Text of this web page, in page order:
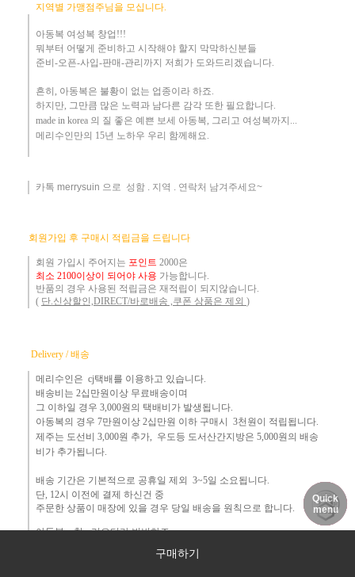
지역별 가맹점주님을 모십니다.
아동복 여성복 창업!!!
뭐부터 어떻게 준비하고 시작해야 할지 막막하신분들
준비-오픈-사입-판매-관리까지 저희가 도와드리겠습니다
흔히 아동복은 불황이 없는 업종이라 하죠
하지만 그만큼 많은 노력과 남다른 감각 또한 필요합니다.
made in korea 의 질 좋은 예쁜 보세 아동복 , 그리고 여성복까지...
메리수인만의 15년 노하우 ​우리 함께해요
카톡 merrysuin 으로 성함 . 지역 . 연락처 남겨주세요~
회원가입 후 구매시 적립금을 드립니다
회원 가입시 주어지는 포인트 2000은
최소 2100이상이 되어야 사용 가능합니다.
반품의 경우 사용된 적립금은 재적립이 되지않습니다.
( 단.신상할인,DIRECT/바로배송 ,쿠폰 상품은 제외 )
Delivery / 배송
메리수인은 cj택배를 이용하고 있습니다.
배송비는 2십만원이상 무료배송이며
그 이하일 경우 3,000원 의 택배비 가 발생됩니다.
아동복의 경우 7만원 이상 2십만원 이하 구매시 3천원이 적립됩니다.
제주는 도선비 3,000원 추가, 우도등 도서산간지방은 5,000원의 배송
비가 추가됩니다.
배송 기간은 기본적으로 공휴일 제외 3~5일 소요됩니다.
단, 12시 이전에 결제 하신건 중 ​
주문한 상품이 매장에 있을 경우 당일 배송을 원칙으로 합니다.
아동복... 참~ 리오더가 빈번하죠.​
상품는 1~2주이상도 소요 될 수도 있어요.
구매하기
NOTICE
MY PAGE
DELIVERY
Quick
menu